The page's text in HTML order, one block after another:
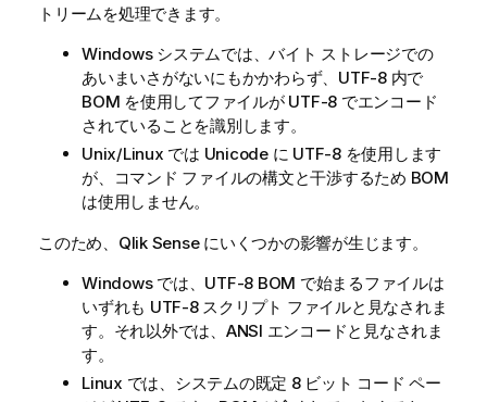
トリームを処理できます。
Windows システムでは、バイト ストレージでの
あいまいさがないにもかかわらず、UTF-8 内で
BOM を使用してファイルが UTF-8 でエンコード
されていることを識別します。
Unix/Linux では Unicode に UTF-8 を使用します
が、コマンド ファイルの構文と干渉するため BOM
は使用しません。
このため、 Qlik Senseにいくつかの影響が生じます。
Windows では、UTF-8 BOM で始まるファイルは
いずれも UTF-8 スクリプト ファイルと見なされま
す。それ以外では、ANSI エンコードと見なされま
す。
Linux では、システムの既定 8 ビット コード ペー